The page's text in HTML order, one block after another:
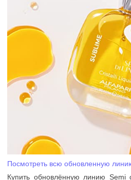
Посмотреть всю обновленную
Купить обновлённую линию